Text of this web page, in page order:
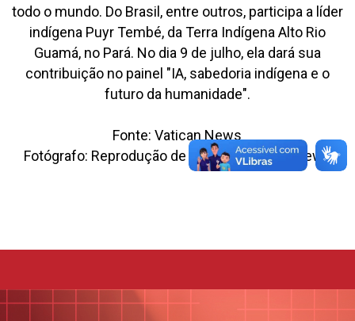
todo o mundo. Do Brasil, entre outros, participa a líder
indígena Puyr Tembé, da Terra Indígena Alto Rio
Guamá, no Pará. No dia 9 de julho, ela dará sua
contribuição no painel "IA, sabedoria indígena e o
futuro da humanidade".
Fonte: Vatican News
Fotógrafo: Reprodução de imagem Vatican News